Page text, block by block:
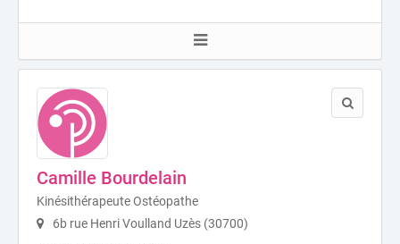
Camille Bourdelain
Kinésithérapeute Ostéopathe
6b rue Henri Voulland Uzès (30700)